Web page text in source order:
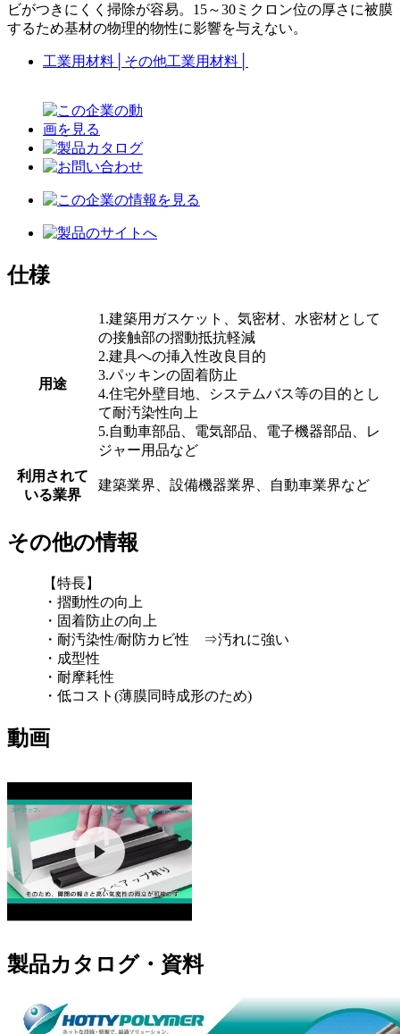
ビがつきにくく掃除が容易。15～30ミクロン位の厚さに被膜
するため基材の物理的物性に影響を与えない。
工業用材料 その他工業用材料
仕様
用途
1.建築用ガスケット、気密材、水密材として
の接触部の摺動抵抗軽減
2.建具への挿入性改良目的
3.パッキンの固着防止
4.住宅外壁目地、システムバス等の目的とし
て耐汚染性向上
5.自動車部品、電気部品、電子機器部品、レ
ジャー用品など
利用されて
いる業界
建築業界、設備機器業界、自動車業界など
その他の情報
【特長】
・摺動性の向上
・固着防止の向上
・耐汚染性/耐防カビ性 ⇒汚れに強い
・成型性
・耐摩耗性
・低コスト(薄膜同時成形のため)
動画
製品カタログ・資料